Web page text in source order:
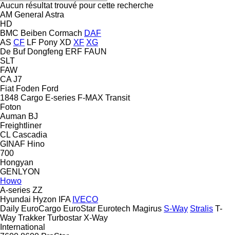
Aucun résultat trouvé pour cette recherche
AM General Astra
HD
BMC Beiben Cormach DAF
AS CF LF Pony XD XF XG
De Buf Dongfeng ERF FAUN
SLT
FAW
CA J7
Fiat Foden Ford
1848 Cargo E-series F-MAX Transit
Foton
Auman BJ
Freightliner
CL Cascadia
GINAF Hino
700
Hongyan
GENLYON
Howo
A-series ZZ
Hyundai Hyzon IFA IVECO
Daily EuroCargo EuroStar Eurotech Magirus S-Way Stralis T-
Way Trakker Turbostar X-Way
International